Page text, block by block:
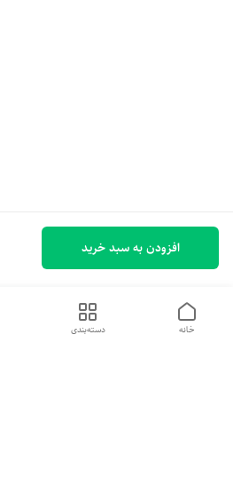
افزودن به سبد خرید
دسته‌بندی خانه